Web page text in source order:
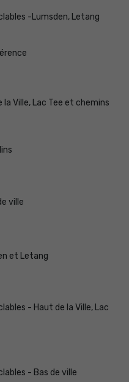
-Lumsden, Letang
Ville, Lac Tee et chemins
ville
et Letang
- Haut de la Ville, Lac
- Bas de ville